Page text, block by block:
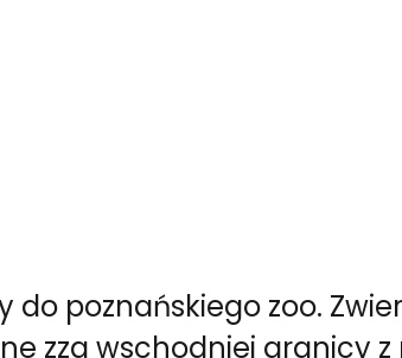
do poznańskiego zoo.
zza wschodniej granicy